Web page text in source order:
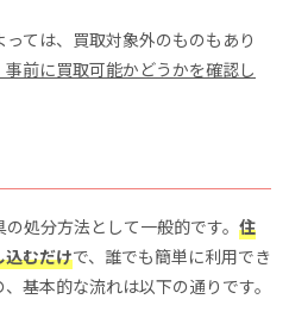
ては、買取対象外のものもあり
前に買取可能かどうかを確認し
処分方法として一般的です。 住
込むだけで、誰でも簡単に利用でき
基本的な流れは以下の通りです。